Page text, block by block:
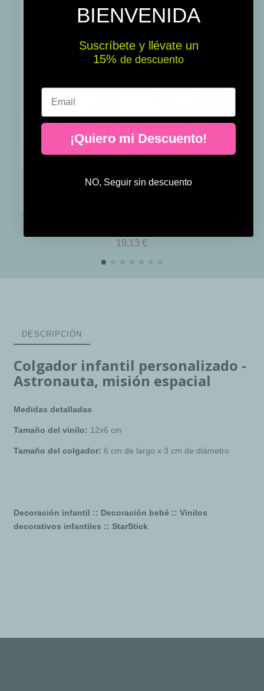
19,13 €
DESCRIPCIÓN
Colgador infantil personalizado -
Astronauta, misión espacial
Medidas detalladas
Tamaño del vinilo: 12x6 cm
Tamaño del colgador: 6 cm de largo x 3 cm de diámetro
Decoración infantil :: Decoración bebé :: Vinilos
decorativos infantiles :: StarStick
BIENVENIDA
Suscríbete y llévate un
15% ​​ de descuento
Email
¡Quiero mi Descuento!
NO, Seguir sin descuento